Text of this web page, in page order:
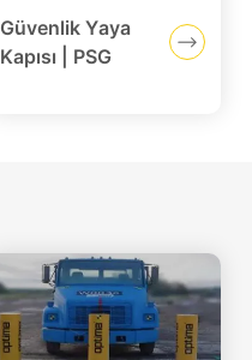
Güvenlik Yaya
Kapısı | PSG